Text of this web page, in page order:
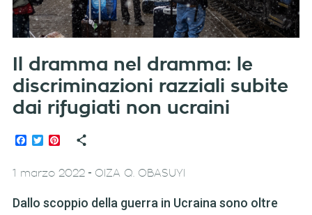
Il dramma nel dramma: le
discriminazioni razziali subite
dai rifugiati non ucraini
Facebook
TwitterPinterest
1 marzo 2022- OIZA Q. OBASUYI
Dallo scoppio della guerra in Ucraina sono oltre